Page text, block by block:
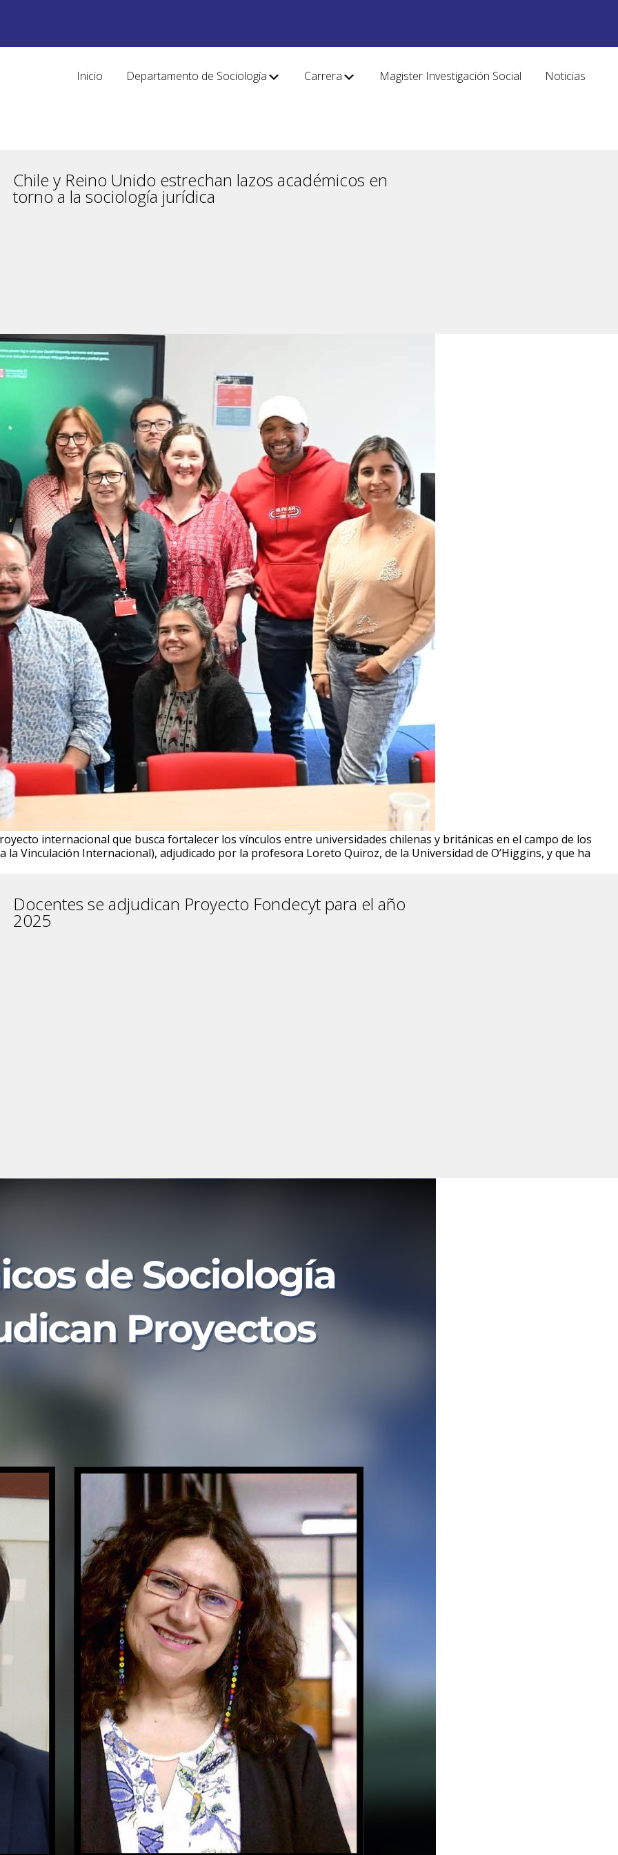
Inicio Departamento de Sociología Carrera Magister Investigación Social Noticias
Chile y Reino Unido estrechan lazos académicos en
torno a la sociología jurídica
internacional que busca fortalecer los vínculos entre universidades chilenas y británicas en el campo de los
la Vinculación Internacional), adjudicado por la profesora Loreto Quiroz, de la Universidad de O’Higgins, y que ha
Docentes se adjudican Proyecto Fondecyt para el año
2025